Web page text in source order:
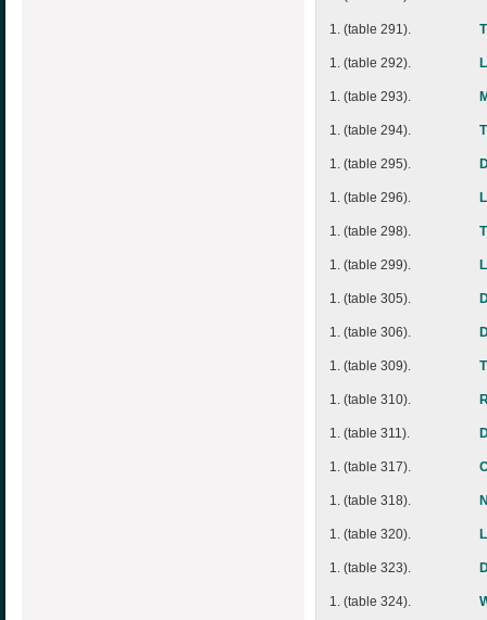
1. (table 291).
1. (table 292).
1. (table 293).
1. (table 294).
1. (table 295).
1. (table 296).
1. (table 298).
1. (table 299).
1. (table 305).
1. (table 306).
1. (table 309).
1. (table 310).
1. (table 311).
1. (table 317).
1. (table 318).
1. (table 320).
1. (table 323).
1. (table 324).